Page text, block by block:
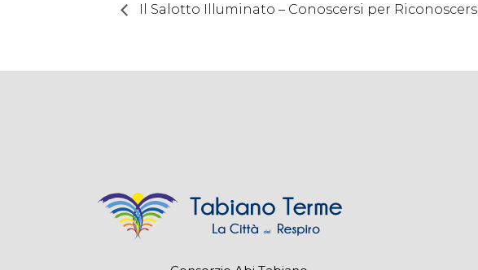
Il Salotto Illuminato – Conoscersi per